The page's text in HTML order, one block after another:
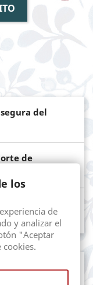
del
de
los
de
y analizar el
"Aceptar
cookies.